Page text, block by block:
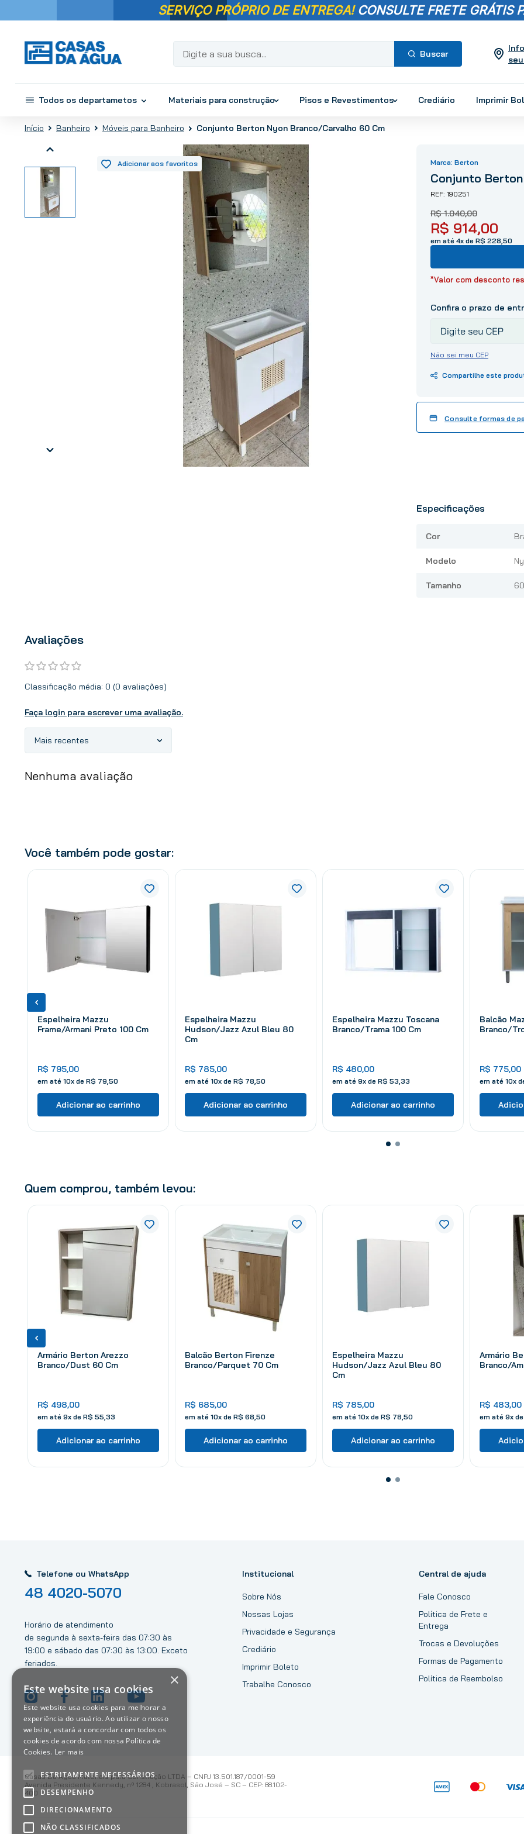
SERVIÇO PRÓPRIO DE ENTREGA! CONSULTE FRETE GRÁTIS
Digite a sua busca...
Todos os departametos Materiais para construção Pisos e Revestimentos Crediário Imprimir
Banheiro Móveis para Banheiro Conjunto Berton Nyon Branco/Carvalho 60 Cm
Berton
Conjunto
190251
R$ 914,00
R$ 1.040,00
em até 4x de R$ 228,50
*Valor com desconto
Não sei meu CEP
Consulte formas de
Especificações
Cor
Modelo
Tamanho
Avaliações
Classificação média: 0 (0 avaliações)
Faça login para escrever uma avaliação.
Mais recentes
Nenhuma avaliação
Você também pode gostar:
Espelheira Mazzu
Frame/Armani Preto 100 Cm
R$ 795,00
em até 10x de R$ 79 50
Adicionar ao carrinho
Espelheira Mazzu
Hudson/Jazz Azul Bleu 80
Cm
R$ 785,00
em até 10x de R$ 78 50
Adicionar ao carrinho
Espelheira Mazzu Toscana
Branco/Trama 100 Cm
R$ 480,00
em até 9x de R$ 53 33
Adicionar ao carrinho
Balcão
Branco/
R$ 775,00
em até 10x
Quem comprou, também levou:
Armário Berton Arezzo
Branco/Dust 60 Cm
R$ 498,00
em até 9x de R$ 55 33
Adicionar ao carrinho
Balcão Berton Firenze
Branco/Parquet 70 Cm
R$ 685,00
em até 10x de R$ 68 50
Adicionar ao carrinho
Espelheira Mazzu
Hudson/Jazz Azul Bleu 80
Cm
R$ 785,00
em até 10x de R$ 78 50
Adicionar ao carrinho
Armário
Branco/
R$ 483,00
em até 9x de
Telefone ou WhatsApp
48 4020-5070
Horário de atendimento
de segunda à sexta-feira das 07:30 às
19:00 e sábado das 07:30 às 13:00. Exceto
feriados.
Institucional
Sobre Nós
Nossas Lojas
Privacidade e Segurança
Crediário
Imprimir Boleto
Trabalhe Conosco
Central de ajuda
Fale Conosco
Política de Frete e
Entrega
Trocas e Devoluções
Formas de Pagamento
Política de Reembolso
Casas Da Água Materiais para Construção LTDA – CNPJ 13.501.187/0001-59
Avenida Presidente Kennedy, nº 1284 , Kobrasol, São José – SC – CEP: 88.102-
400
×
Este website usa cookies
Este website usa cookies para melhorar a
experiência do usuário. Ao utilizar o nosso
website, estará a concordar com todos os
cookies de acordo com nossa Política de
Cookies. Ler mais
ESTRITAMENTE NECESSÁRIOS
DESEMPENHO
DIRECIONAMENTO
NÃO CLASSIFICADOS
Termos mais
2
revestimento
vaso sanitário
chuveiro